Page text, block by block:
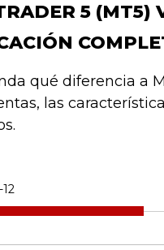
5 (MT5)
qué diferencia a
las